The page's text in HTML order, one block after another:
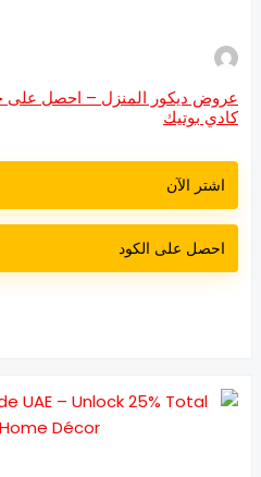
بوتيك
اشتر الآن
احصل على الكود